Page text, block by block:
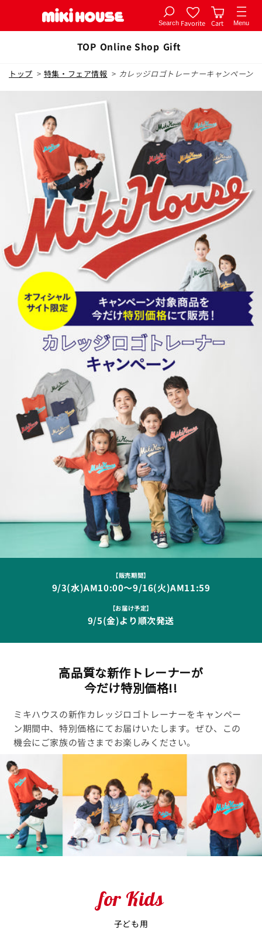
コンテ
Search Favorite Cart Menu
TOP Online Shop Gift
トップ > 特集・フェア情報 > カレッジロゴトレーナーキャンペーン
【販売期間】
9/3(水)AM10:00～9/16(火)AM11:59
【お届け予定】
9/5(金)より順次発送
高品質な新作トレーナーが
今だけ特別価格!!
ミキハウスの新作カレッジロゴトレーナーをキャンペー
ン期間中、特別価格にてお届けいたします。ぜひ、この
機会にご家族の皆さまでお楽しみください。
for Kids
子ども用